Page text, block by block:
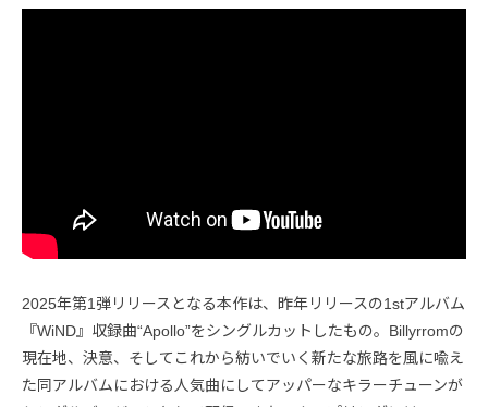
2025年第1弾リリースとなる本作は、昨年リリースの1stアルバム
『WiND』収録曲“Apollo”をシングルカットしたもの。Billyrromの
現在地、決意、そしてこれから紡いでいく新たな旅路を風に喩え
た同アルバムにおける人気曲にしてアッパーなキラーチューンが